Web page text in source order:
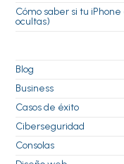
Cómo saber si tu
ocultas)
Blog
Business
Casos de éxito
Ciberseguridad
Consolas